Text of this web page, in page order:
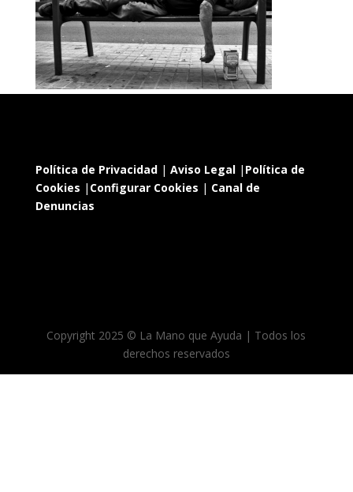
Política de Privacidad| Aviso Legal| Política de
Cookies | Configurar Cookies | Canal de
Denuncias
Copyright 2025 © La Mano que Ayuda | Todos los
derechos reservados